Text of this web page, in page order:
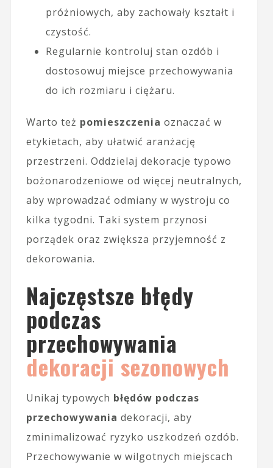
próżniowych, aby zachowały kształt i
czystość.
Regularnie kontroluj stan ozdób i
dostosowuj miejsce przechowywania
do ich rozmiaru i ciężaru.
Warto też pomieszczenia oznaczać w
etykietach, aby ułatwić aranżację
przestrzeni. Oddzielaj dekoracje typowo
bożonarodzeniowe od więcej neutralnych,
aby wprowadzać odmiany w wystroju co
kilka tygodni. Taki system przynosi
porządek oraz zwiększa przyjemność z
dekorowania.
Najczęstsze błędy
podczas
przechowywania
dekoracji sezonowych
Unikaj typowych błędów podczas
przechowywania dekoracji, aby
zminimalizować ryzyko uszkodzeń ozdób.
Przechowywanie w wilgotnych miejscach